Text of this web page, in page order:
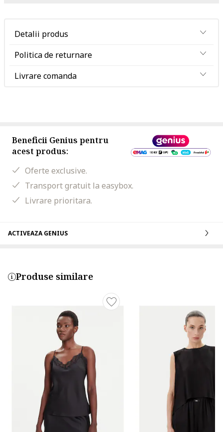
Detalii produs
Politica de returnare
Livrare comanda
Beneficii Genius pentru
acest produs:
Oferte exclusive.
Transport gratuit la easybox.
Livrare prioritara.
ACTIVEAZA GENIUS
Produse similare